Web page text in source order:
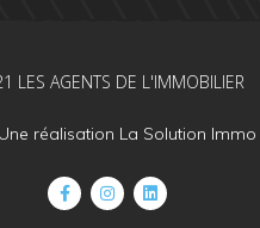
LES AGENTS DE L'IMMOBILIER
Une réalisation La Solution Immo